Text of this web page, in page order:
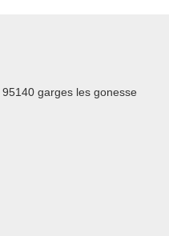
garges les gonesse